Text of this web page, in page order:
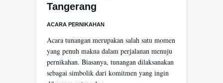
Tangerang
ACARA PERNIKAHAN
Acara tunangan merupakan salah satu momen
yang penuh makna dalam perjalanan menuju
pernikahan. Biasanya, tunangan dilaksanakan
sebagai simbolik dari komitmen yang ingin